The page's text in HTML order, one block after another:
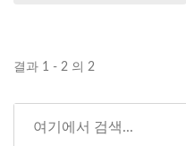
결과 1 - 2 의 2